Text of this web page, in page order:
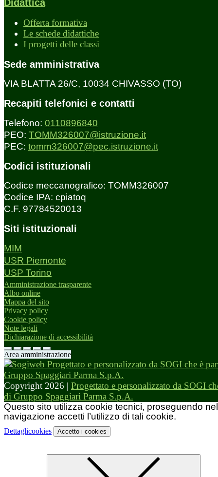
Didattica
Offerta formativa
Le schede didattiche
I progetti delle classi
Sede amministrativa
VIA BLATTA 26/C, 10034 CHIVASSO (TO)
Recapiti telefonici e contatti
Telefono: 0110896840
PEO: TOMM326007@istruzione.it
PEC: tomm326007@pec.istruzione.it
Codici istituzionali
Codice meccanografico: TOMM326007
Codice IPA: cpiatoq
C.F. 97784520013
Siti istituzionali
MIM
USR Piemonte
USP Torino
Amministrazione trasparente
Albo online
Mappa del sito
Privacy policy
Cookie policy
Note legali
Dichiarazione di accessibilità
Area amministrazione
Copyright 2026 | Progettato e personalizzato da SOGI
di Gruppo Spaggiari Parma S.p.A.
Questo sito utilizza cookie tecnici, proseguendo
navigazione accetti l’utilizzo di tali cookie.
Dettaglicookies Accetto i cookies